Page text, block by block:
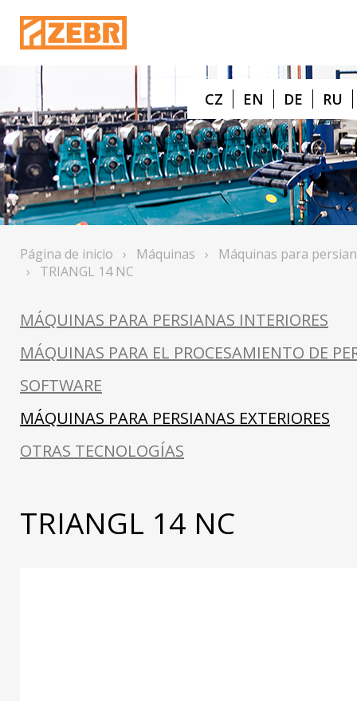
CZ EN DE RU
Página de inicio › Máquinas › Máquinas para
› TRIANGL 14 NC
MÁQUINAS PARA PERSIANAS INTERIORES
MÁQUINAS PARA EL PROCESAMIENTO DE
SOFTWARE
MÁQUINAS PARA PERSIANAS EXTERIORES
OTRAS TECNOLOGÍAS
TRIANGL 14 NC